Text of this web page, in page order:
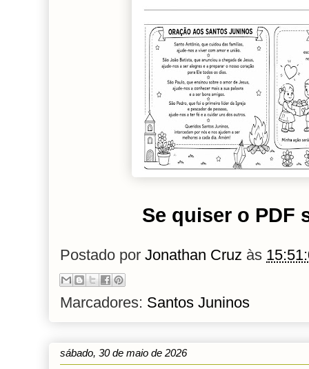
Se quiser o PDF
Postado por Jonathan Cruz às
Marcadores: Santos Juninos
sábado, 30 de maio de 2026